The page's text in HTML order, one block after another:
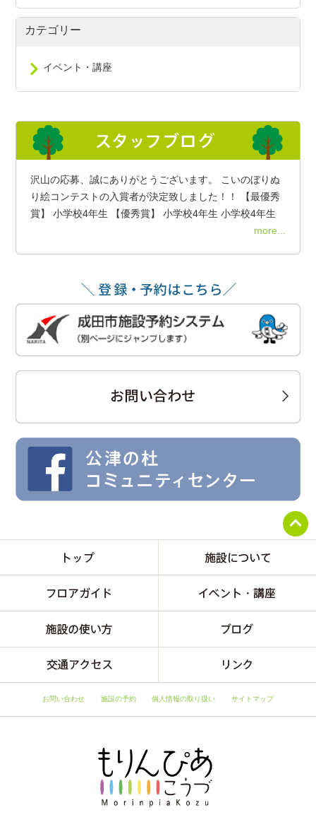
カテゴリー
イベント・講座
沢山の応募、誠にありがとうございます。 こいのぼりぬ
り絵コンテストの入賞者が決定致しました！！ 【最優秀
賞】 小学校4年生 【優秀賞】 小学校4年生 小学校4年生
more...
お問い合わせ 施設の予約 個人情報の取り扱い サイトマップ